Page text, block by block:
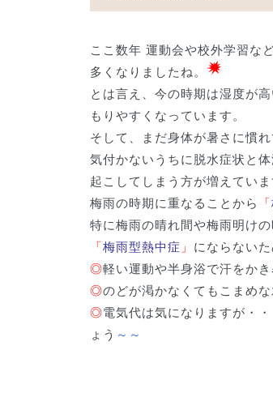
ここ数年 運動会や校外学習な
多くなりましたね。
とは言え、今の時期は湿度が
もりやすくなっています。
そして、まだ身体が暑さに慣
気付かないうちに脱水症状と
起こしてしまう方が増えていま
梅雨の時期に重なることから
「
特に梅雨の晴れ間や梅雨明け
「梅雨型熱中症 」 にならない
◎軽い運動や半身浴で汗をか
◎のどが渇かなくてもこまめ
◎電気代は気になりますが・
ょう ～～